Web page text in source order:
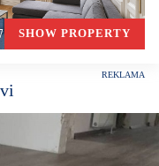
Praha 2
SHOW PROPERTY